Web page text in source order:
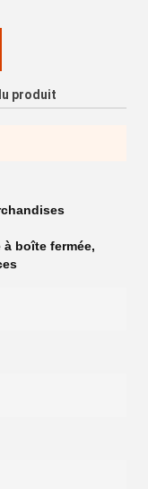
produit
boîte fermée,